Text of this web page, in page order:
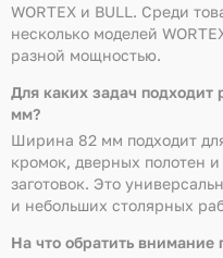
WORTEX и BULL. Среди
несколько моделей
разной мощностью.
Для каких задач
мм?
Ширина 82 мм подходит
кромок, дверных полотен
заготовок. Это
и небольших столярных
На что обратить внимание